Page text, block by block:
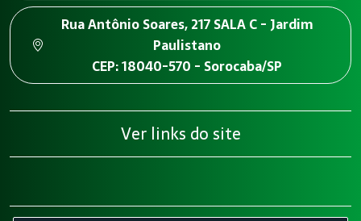
Rua Antônio Soares, 217 SALA C - Jardim
Paulistano
CEP: 18040-570 - Sorocaba/SP
Ver links do site